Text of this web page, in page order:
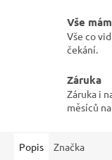
Vše
Vše co
čekání.
Záruka
Záruka i
měsíců
Popis Značka